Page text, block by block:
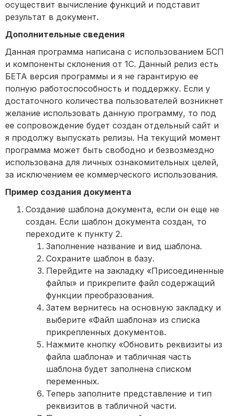
осуществит вычисление функций и подставит
результат в документ.
Дополнительные сведения
Данная программа написана с использованием БСП
и компоненты склонения от 1С. Данный релиз есть
БЕТА версия программы и я не гарантирую ее
полную работоспособность и поддержку. Если у
достаточного количества пользователей возникнет
желание использовать данную программу, то под
ее сопровождение будет создан отдельный сайт и
я продолжу выпускать релизы. На текущий момент
программа может быть свободно и безвозмездно
использована для личных ознакомительных целей,
за исключением ее коммерческого использования.
Пример создания документа
Создание шаблона документа, если он еще не
создан. Если шаблон документа создан, то
переходите к пункту 2.
Заполнение название и вид шаблона.
Сохраните шаблон в базу.
Перейдите на закладку «Присоединенные
файлы» и прикрепите файл содержащий
функции преобразования.
Затем вернитесь на основную закладку и
выберите «Файл шаблона» из списка
прикрепленных документов.
Нажмите кнопку «Обновить реквизиты из
файла шаблона» и табличная часть
шаблона будет заполнена списком
переменных.
Теперь заполните представление и тип
реквизитов в табличной части.